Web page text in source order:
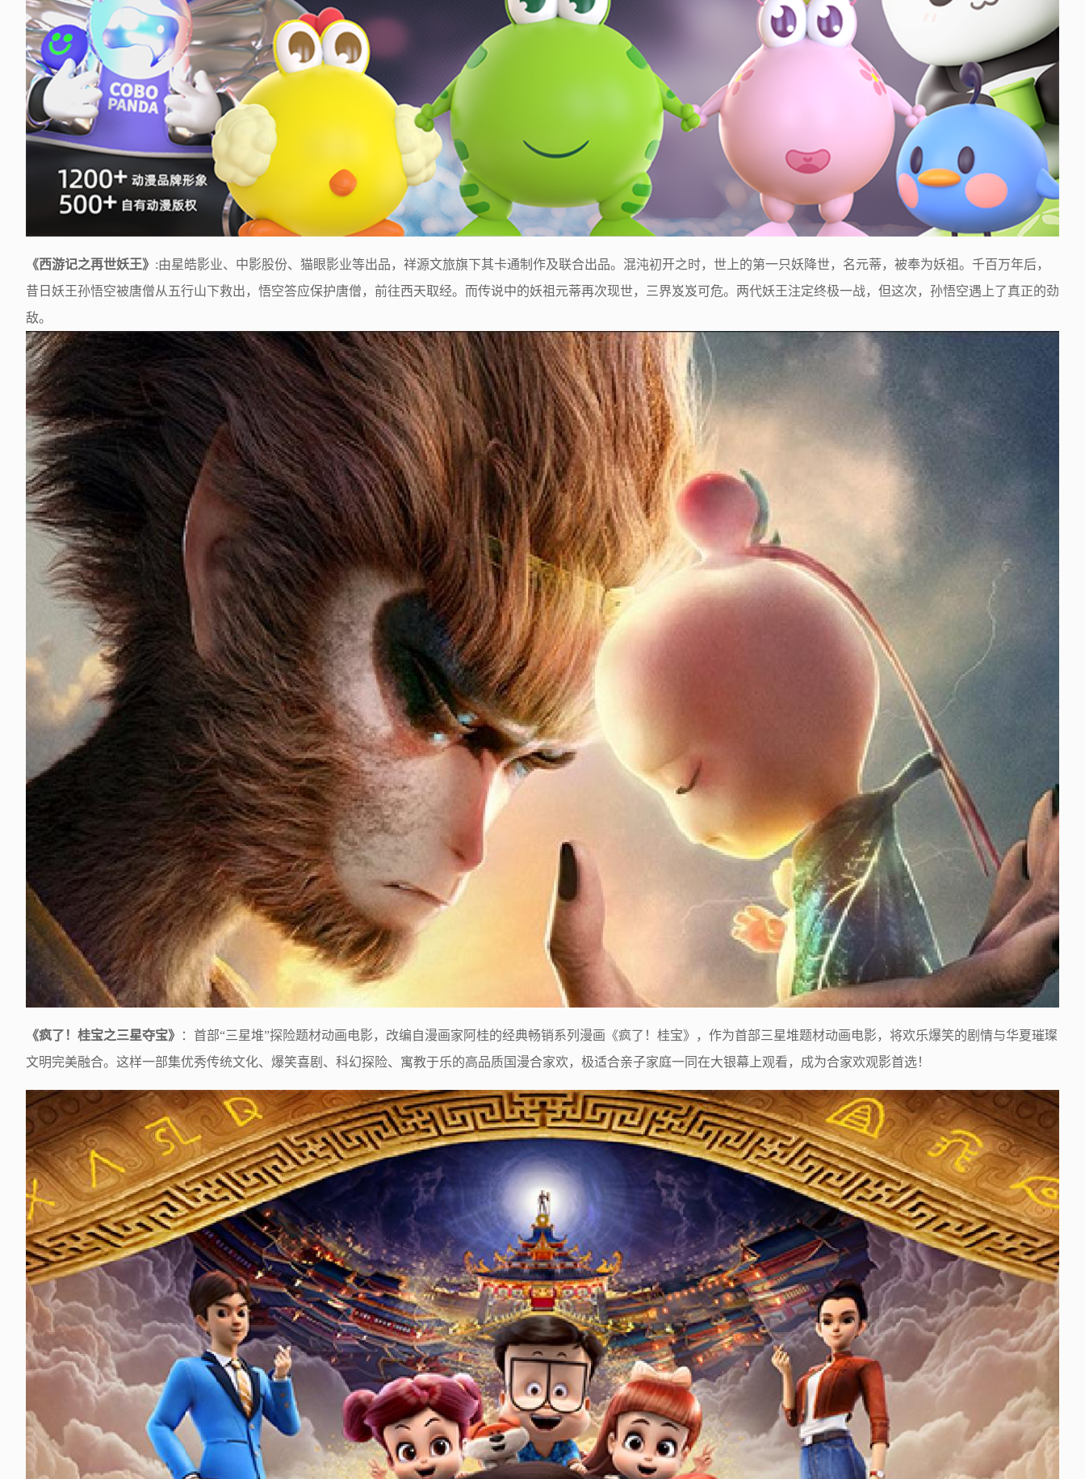
《西游记之再世妖王》 :由星皓影业、中影股份、猫眼影业等出品，祥源文旅旗下其卡通制作及联合出品。混沌初开之时，世上的第一只妖降世，名元蒂，被奉为妖祖。千百万年后，
昔日妖王孙悟空被唐僧从五行山下救出，悟空答应保护唐僧，前往西天取经。而传说中的妖祖元蒂再次现世，三界岌岌可危。两代妖王注定终极一战，但这次，孙悟空遇上了真正的劲
敌。
《疯了！桂宝之三星夺宝》 ：首部“三星堆”探险题材动画电影，改编自漫画家阿桂的经典畅销系列漫画《疯了！桂宝》，作为首部三星堆题材动画电影，将欢乐爆笑的剧情与华夏璀璨
文明完美融合。这样一部集优秀传统文化、爆笑喜剧、科幻探险、寓教于乐的高品质国漫合家欢，极适合亲子家庭一同在大银幕上观看，成为合家欢观影首选！